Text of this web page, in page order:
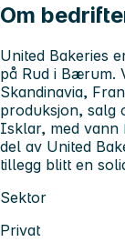
Om
United Bakeries
på Rud i Bærum.
Skandinavia,
produksjon, salg
Isklar, med vann
del av United
tillegg blitt en
Sektor
Privat